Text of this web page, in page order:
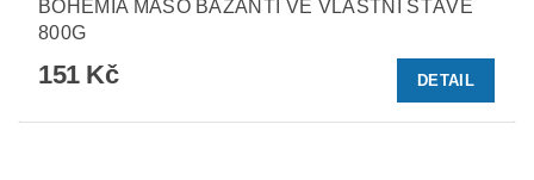
BOHEMIA MASO BAŽANTÍ VE VLASTNÍ ŠŤÁVĚ
800G
151 Kč DETAIL